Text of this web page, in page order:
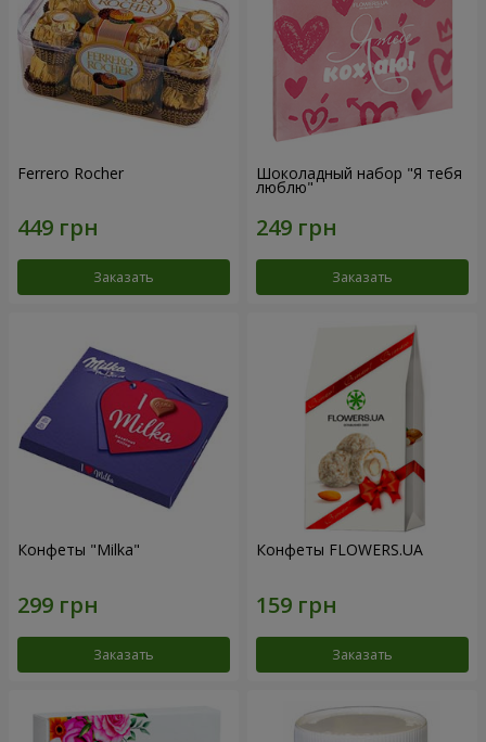
Ferrero Rocher
Заказать
Шоколадный набор "Я тебя
люблю"
Заказать
Конфеты "Milka"
Заказать
Конфеты FLOWERS.UA
Заказать